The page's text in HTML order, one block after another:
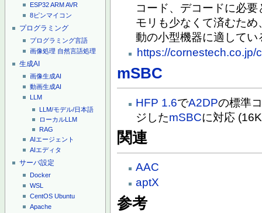
ESP32ARMAVR
8ピンマイコン
プログラミング
プログラミング言語
画像処理 自然言語処理
生成AI
画像生成AI
動画生成AI
LLM
LLM/モデル/日本語
ローカルLLM
RAG
AIエージェント
AIエディタ
サーバ設定
Docker
WSL
CentOS Ubuntu
Apache
コード、デコードに必
モリも少なくて済むた
動の小型機器に適してい
https://
mSBC
HFP 1.6でA2DPの標準
ジしたmSBCに対応
関連
AAC
aptX
参考